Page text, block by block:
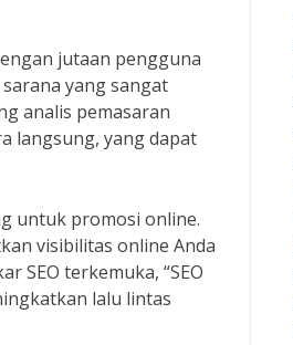
jutaan pengguna
yang sangat
analis pemasaran
langsung, yang dapat
untuk promosi online.
visibilitas online Anda
SEO terkemuka, “SEO
lalu lintas